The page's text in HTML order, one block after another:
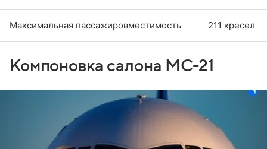
Максимальная пассажировместимость 211 кресел
Компоновка салона МС-21